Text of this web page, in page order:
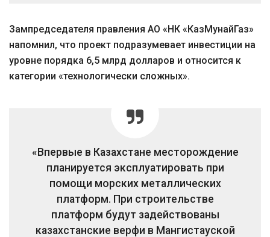
Зампредседателя правления АО «НК «КазМунайГаз»
напомнил, что проект подразумевает инвестиции на
уровне порядка 6,5 млрд долларов и относится к
категории «технологически сложных».
«Впервые в Казахстане месторождение
планируется эксплуатировать при
помощи морских металлических
платформ. При строительстве
платформ будут задействованы
казахстанские верфи в Мангистауской